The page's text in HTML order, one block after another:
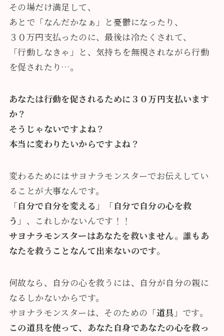
その場だけ満足して、
あとで「なんだかなぁ」と憂鬱になったり、
３０万円支払ったのに、最後は冷たくされて、
「行動しなきゃ」と、気持ちを無視されながら行動
を促されたり…。
あなたは行動を促されるために３０万円支払います
か？
そうじゃないですよね？
本当に変わりたいからですよね？
変わるためにはサヨナラモンスターでお伝えしてい
ることが大事なんです。
「自分で自分を変える 」「自分で自分の心を救
う 」、これしかないんです！！
サヨナラモンスターはあなたを救いません。誰もあ
なたを救うことなんて出来ないのです。
何故なら、自分の心を救うには、自分が自分の親に
なるしかないからです。
サヨナラモンスターは、そのための「道具 」です。
この道具を使って、あなた自身であなたの心を救っ